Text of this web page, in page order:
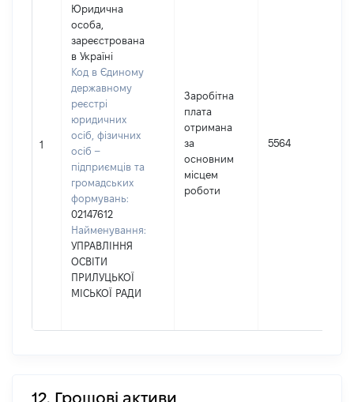
1
Юридична
особа,
зареєстрована
в Україні
Код в Єдиному
державному
реєстрі
юридичних
осіб, фізичних
осіб –
підприємців та
громадських
формувань:
02147612
Найменування:
УПРАВЛІННЯ
ОСВІТИ
ПРИЛУЦЬКОЇ
МІСЬКОЇ РАДИ
Заробітна
плата
отримана
за
основним
місцем
роботи
5564
12. Грошові активи